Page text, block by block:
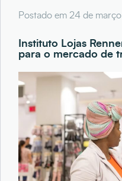
Postado em 24 de
Instituto Lojas
para o mercado de